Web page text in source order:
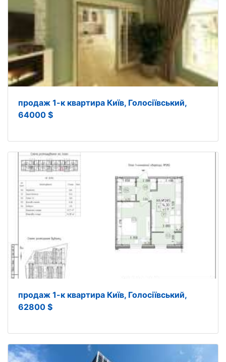
продаж 1-к квартира Київ, Голосіївський,
64000 $
продаж 1-к квартира Київ, Голосіївський,
62800 $